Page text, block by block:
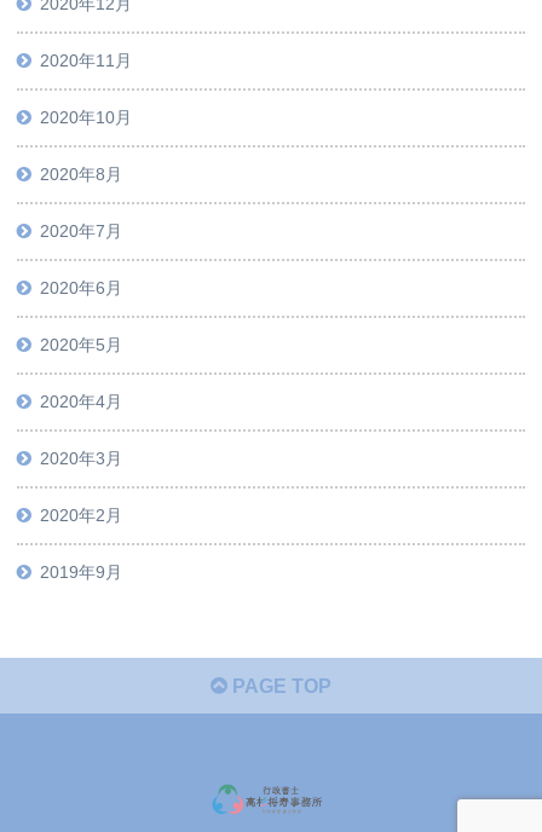
2020年11月
2020年10月
2020年8月
2020年7月
2020年6月
2020年5月
2020年4月
2020年3月
2020年2月
2019年9月
PAGE TOP